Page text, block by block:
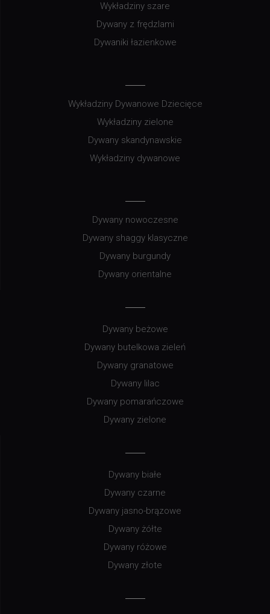
Wykładziny szare
Dywany z frędzlami
Dywaniki łazienkowe
Wykładziny Dywanowe Dziecięce
Wykładziny zielone
Dywany skandynawskie
Wykładziny dywanowe
Dywany nowoczesne
Dywany shaggy klasyczne
Dywany burgundy
Dywany orientalne
Dywany beżowe
Dywany butelkowa zieleń
Dywany granatowe
Dywany lilac
Dywany pomarańczowe
Dywany zielone
Dywany białe
Dywany czarne
Dywany jasno-brązowe
Dywany żółte
Dywany różowe
Dywany złote